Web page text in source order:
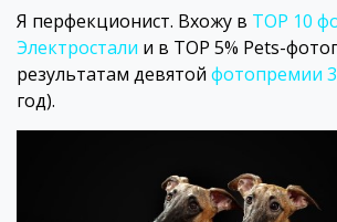
Я перфекционист. Вхожу в TOP 10
Электростали и в TOP 5% Pets-
результатам девятой фотопремии
год).